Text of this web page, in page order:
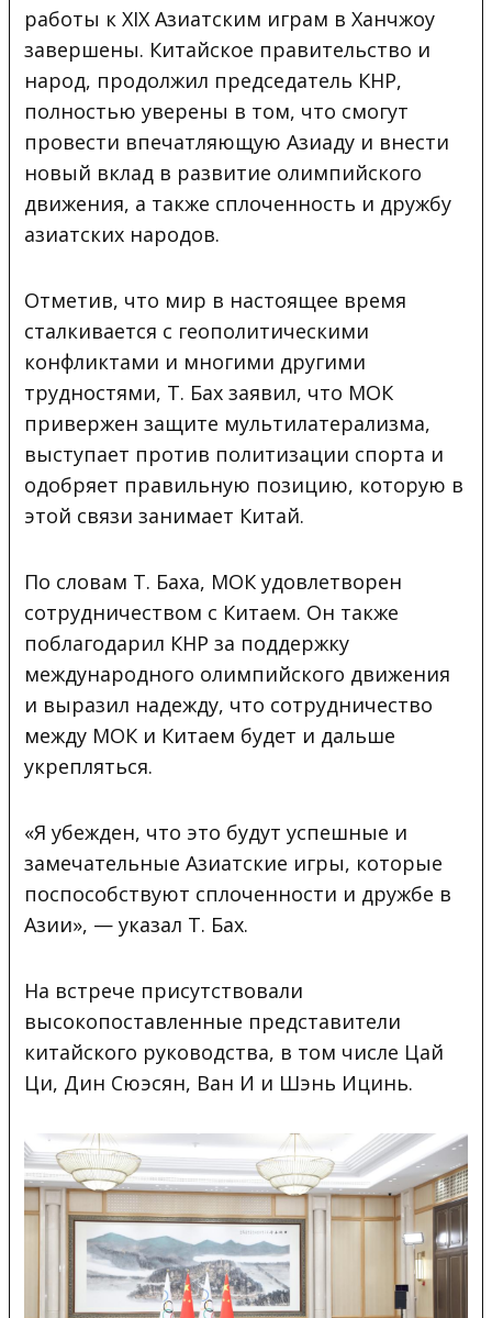
работы к XIX Азиатским играм в Ханчжоу
завершены. Китайское правительство и
народ, продолжил председатель КНР,
полностью уверены в том, что смогут
провести впечатляющую Азиаду и внести
новый вклад в развитие олимпийского
движения, а также сплоченность и дружбу
азиатских народов.
Отметив, что мир в настоящее время
сталкивается с геополитическими
конфликтами и многими другими
трудностями, Т. Бах заявил, что МОК
привержен защите мультилатерализма,
выступает против политизации спорта и
одобряет правильную позицию, которую в
этой связи занимает Китай.
По словам Т. Баха, МОК удовлетворен
сотрудничеством с Китаем. Он также
поблагодарил КНР за поддержку
международного олимпийского движения
и выразил надежду, что сотрудничество
между МОК и Китаем будет и дальше
укрепляться.
«Я убежден, что это будут успешные и
замечательные Азиатские игры, которые
поспособствуют сплоченности и дружбе в
Азии», — указал Т. Бах.
На встрече присутствовали
высокопоставленные представители
китайского руководства, в том числе Цай
Ци, Дин Сюэсян, Ван И и Шэнь Ицинь.